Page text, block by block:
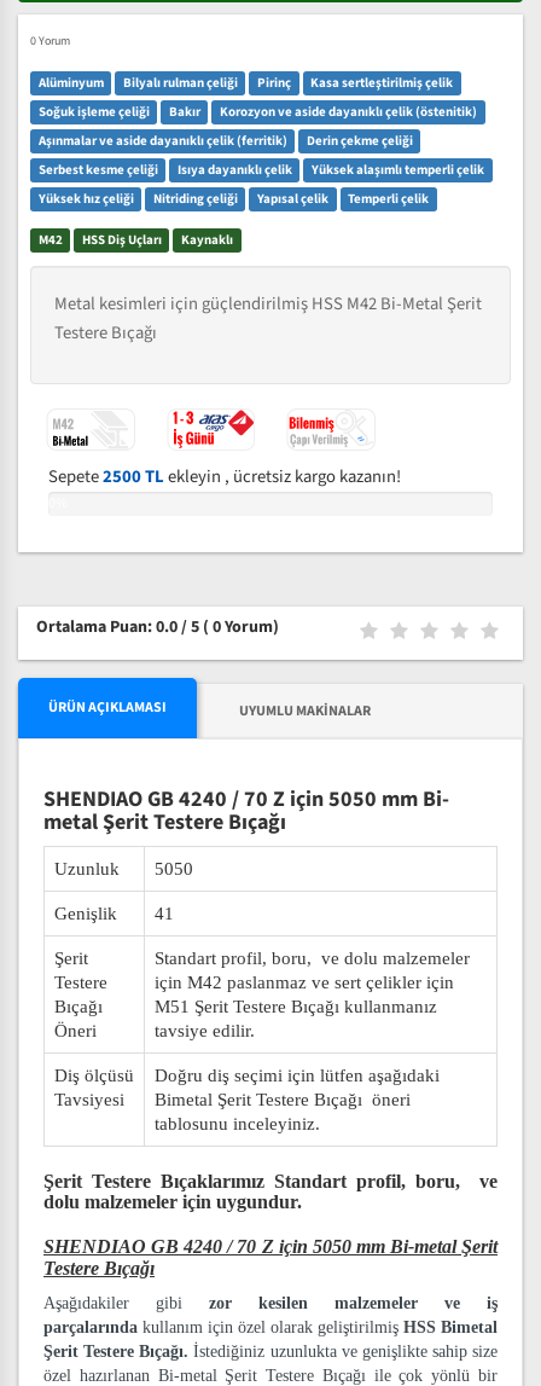
0 Yorum
Alüminyum Bilyalı rulman çeliği Pirinç
Kasa sertleştirilmiş çelik
Soğuk işleme çeliği
Bakır
Korozyon ve aside dayanıklı çelik (östenitik)
Aşınmalar ve aside dayanıklı çelik (ferritik)
Derin çekme çeliği
Serbest kesme çeliği
Isıya dayanıklı çelik
Yüksek alaşımlı temperli çelik
Yüksek hız çeliği
Nitriding çeliği Yapısal çelik Temperli çelik
M42 HSS Diş Uçları Kaynaklı
Metal kesimleri için güçlendirilmiş HSS M42 Bi-Metal Şerit
Testere Bıçağı
Sepete2500 TLekleyin , ücretsiz kargo kazanın!
Ortalama Puan: 0.0 / 5 ( 0 Yorum)
ÜRÜN AÇIKLAMASI UYUMLU MAKINALAR
SHENDIAO GB 4240 / 70 Z için 5050 mm Bi-
metal Şerit Testere Bıçağı
Uzunluk 5050
Genişlik 41
Şerit
Testere
Bıçağı
Öneri
Standart profil, boru, ve dolu malzemeler
için M42 paslanmaz ve sert çelikler için
M51 Şerit Testere Bıçağı kullanmanız
tavsiye edilir.
Diş ölçüsü
Tavsiyesi
Doğru diş seçimi için lütfen aşağıdaki
Bimetal Şerit Testere Bıçağı öneri
tablosunu inceleyiniz.
Şerit Testere Bıçaklarımız Standart profil, boru, ve
dolu malzemeler için uygundur.
SHENDIAO GB 4240 / 70 Z için 5050 mm Bi-metal Şerit
Testere Bıçağı
Aşağıdakiler gibi zor kesilen malzemeler ve iş
parçalarında kullanım için özel olarak geliştirilmiş HSS Bimetal
Şerit Testere Bıçağı.İstediğiniz uzunlukta ve genişlikte sahip size
özel hazırlanan Bi-metal Şerit Testere Bıçağı ile çok yönlü bir